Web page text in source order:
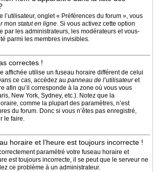
l’utilisateur, onglet « Préférences du forum », vous
mon statut en ligne. Si vous activez cette option
par les administrateurs, les modérateurs et vous-
parmi les membres invisibles.
correctes !
affichée utilise un fuseau horaire différent de celui
ce cas, accédez au panneau de l’utilisateuret
afin qu’il corresponde à la zone où vous vous
New York, Sydney, etc.). Notez que la
comme la plupart des paramètres, n’est
du forum. Donc si vous n’êtes pas enregistré,
le faire.
horaire et l’heure est toujours incorrecte !
paramétré votre fuseau horaire et
est toujours incorrecte, il se peut que le serveur ne
ce problème à un administrateur.